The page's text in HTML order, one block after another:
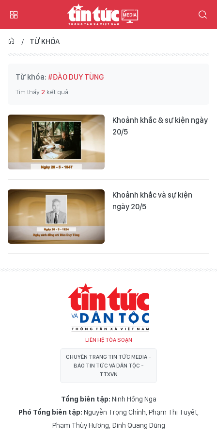
TỪ KHÓA
Từ khóa: #ĐÀO DUY TÙNG
Tìm thấy2 kết quả
Khoảnh khắc & sự kiện ngày
20/5
Khoảnh khắc và sự kiện
ngày 20/5
LIÊN HỆ TÒA SOẠN
CHUYÊN TRANG TIN TỨC MEDIA -
BÁO TIN TỨC VÀ DÂN TỘC -
TTXVN
Tổng biên tập: Ninh Hồng Nga
Phó Tổng biên tập: Nguyễn Trọng Chính, Phạm Thị Tuyết,
Phạm Thùy Hương, Đinh Quang Dũng